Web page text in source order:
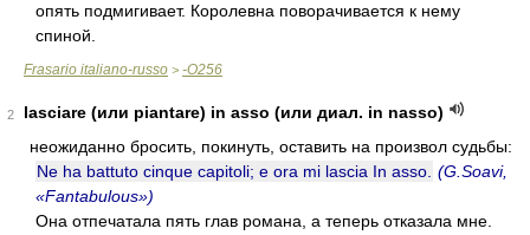
опять подмигивает. Королевна поворачивается к нему
спиной.
Frasario italiano-russo > -O256
2
lasciare (или piantare) in asso (или диал. in nasso)
неожиданно бросить, покинуть, оставить на произвол судьбы:
Ne ha battuto cinque capitoli; e ora mi lascia In asso. (G.Soavi,
«Fantabulous»)
Она отпечатала пять глав романа, а теперь отказала мне.